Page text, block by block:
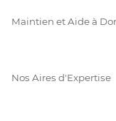
Maintien et Aide à
Nos Aires d'Expertise